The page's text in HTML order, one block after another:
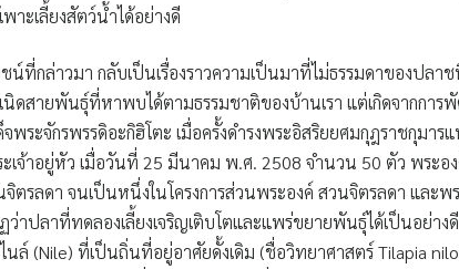
าะเลี้ยงสัตว์น้ำได้อย่างดี
น์ที่กล่าวมา กลับเป็นเรื่องราวความเป็นมาที่ไม่ธรรมดาของปล
ดสายพันธุ์ที่หาพบได้ตามธรรมชาติของบ้านเรา แต่เกิดจากก
จพระจักรพรรดิอะกิฮิโตะ เมื่อครั้งดำรงพระอิสริยยศมกุฎราชกุมา
เจ้าอยู่หัว เมื่อวันที่ 25 มีนาคม พ.ศ. 2508 จำนวน 50 ตัว พระอง
ตรลดา จนเป็นหนึ่งในโครงการส่วนพระองค์ สวนจิตรลดา และพ
ว่าปลาที่ทดลองเลี้ยงเจริญเติบโตและแพร่ขยายพันธุ์ได้เป็นอย่าง
ล์ (Nile) ที่เป็นถิ่นที่อยู่อาศัยดั้งเดิม (ชื่อวิทยาศาสตร์ Tilapia